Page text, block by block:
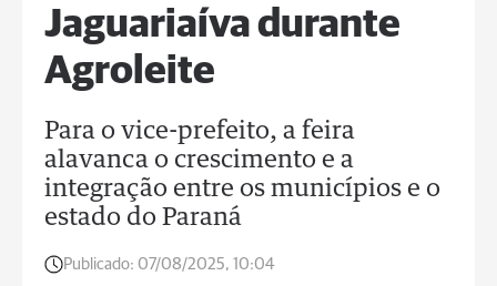
Jaguariaíva durante
Agroleite
Para o vice-prefeito, a feira
alavanca o crescimento e a
integração entre os municípios e o
estado do Paraná
Publicado: 07/08/2025, 10:04